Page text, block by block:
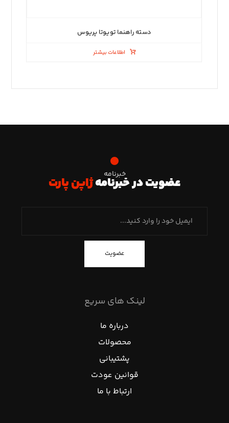
دسته راهنما تویوتا پریوس
اطلاعات بیشتر
خبرنامه
عضویت در خبرنامهژاپن پارت
عضویت
لینک های سریع
درباره ما
محصولات
پشتیبانی
قوانین عودت
ارتباط با ما